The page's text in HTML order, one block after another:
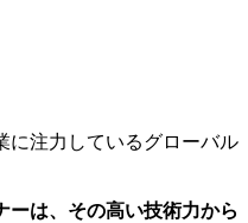
に注力しているグローバル
ーは、その高い技術力から